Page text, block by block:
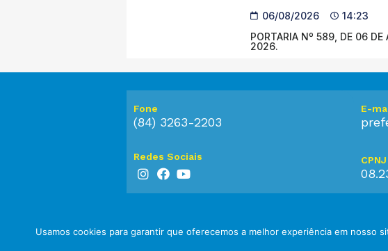
06/08/2026
14:23
PORTARIA Nº 589, DE 06 DE
2026.
Fone
(84) 3263-2203
E-
Redes Sociais CPNJ
© 2023 Prefeitura de Touros. Todos os direitos reservados.
Usamos cookies para garantir que oferecemos a melhor experiência em